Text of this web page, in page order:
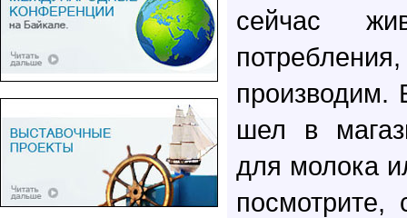
сейчас
производим.
шел в
для молока
посмотрите,